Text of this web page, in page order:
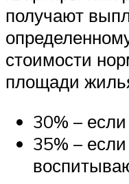
получают
стоимости
площади
30% –
35% –